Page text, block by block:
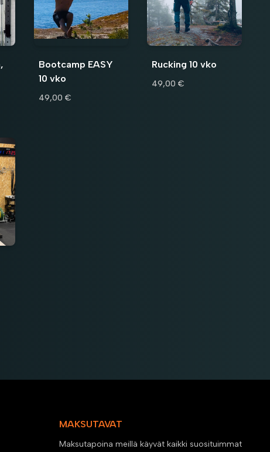
Bootcamp EASY
10 vko
49,00 €
Rucking 10 vko
49,00 €
MAKSUTAVAT
Maksutapoina meillä käyvät kaikki suosituimmat